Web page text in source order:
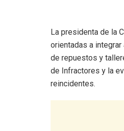
La presidenta de la
orientadas a
de repuestos y
de Infractores y la
reincidentes.